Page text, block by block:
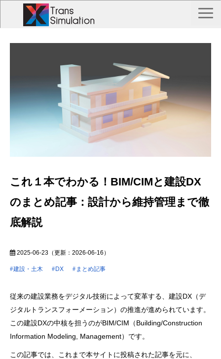
Trans Simulation 事例一覧
私たちについて
お問い合わせ
これ１本でわかる！BIM/CIMと建設DX
のまとめ記事：設計から維持管理まで徹
底解説
2025-06-23 （更新： 2026-06-16 ）
建設・土木 DX まとめ記事
従来の建設業務をデジタル技術によって変革する、建設DX（デ
ジタルトランスフォーメーション）の推進が進められています。
この建設DXの中核を担うのがBIM/CIM（Building/Construction
Information Modeling, Management）です。
この記事では、これまで本サイトに投稿された記事を元に、